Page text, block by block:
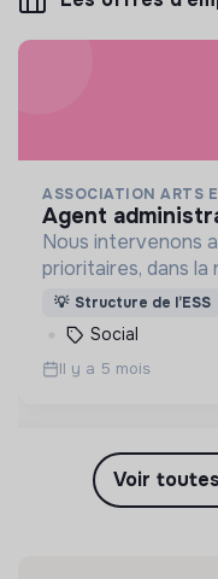
ASSOCIATION ARTS
agent
Nous intervenons
prioritaires, dans
des ateliers de
gratuits, ouverts à
💡 Structure de l’ESS
Social
Il y a 5 mois
Voir